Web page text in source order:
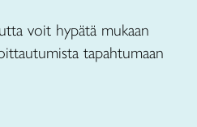
voit hypätä mukaan
tapahtumaan